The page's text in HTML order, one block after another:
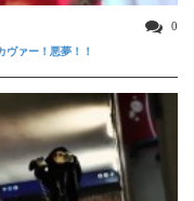
0
ヴァー！悪夢！！